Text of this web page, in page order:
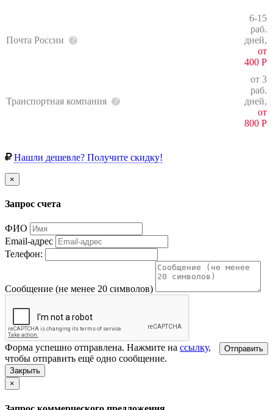
Почта России
6-15
раб.
дней,
от
400 Р
Транспортная компания
от 3
раб.
дней,
от
800 Р
Нашли дешевле? Получите скидку!
×
Запрос счета
ФИО
Email-адрес
Телефон:
Сообщение (не менее 20 символов)
Отправить
Форма успешно отправлена. Нажмите на ссылку,
чтобы отправить ещё одно сообщение.
Закрыть
×